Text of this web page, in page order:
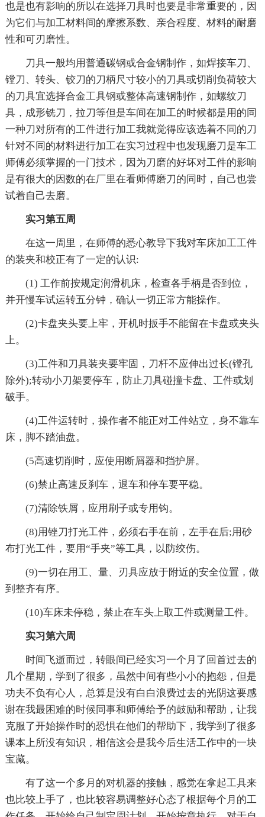
也是也有影响的所以在选择刀具时也要是非常重要的，因
为它们与加工材料间的摩擦系数、亲合程度、材料的耐磨
性和可刃磨性。
刀具一般均用普通碳钢或合金钢制作，如焊接车刀、
镗刀、转头、铰刀的刀柄尺寸较小的刀具或切削负荷较大
的刀具宜选择合金工具钢或整体高速钢制作，如螺纹刀
具，成形铣刀，拉刀等但是车间在加工的时候都是用的同
一种刀对所有的工件进行加工我就觉得应该选着不同的刀
针对不同的材料进行加工在实习过程中也发现磨刀是车工
师傅必须掌握的一门技术，因为刀磨的好坏对工件的影响
是有很大的因数的在厂里在看师傅磨刀的同时，自己也尝
试着自己去磨。
实习第五周
在这一周里，在师傅的悉心教导下我对车床加工工件
的装夹和校正有了一定的认识:
(1) 工作前按规定润滑机床，检查各手柄是否到位，
并开慢车试运转五分钟，确认一切正常方能操作。
(2)卡盘夹头要上牢，开机时扳手不能留在卡盘或夹头
上。
(3)工件和刀具装夹要牢固，刀杆不应伸出过长(镗孔
除外);转动小刀架要停车，防止刀具碰撞卡盘、工件或划
破手。
(4)工件运转时，操作者不能正对工件站立，身不靠车
床，脚不踏油盘。
(5高速切削时，应使用断屑器和挡护屏。
(6)禁止高速反刹车，退车和停车要平稳。
(7)清除铁屑，应用刷子或专用钩。
(8)用锉刀打光工件，必须右手在前，左手在后;用砂
布打光工件，要用“手夹”等工具，以防绞伤。
(9)一切在用工、量、刃具应放于附近的安全位置，做
到整齐有序。
(10)车床未停稳，禁止在车头上取工件或测量工件。
实习第六周
时间飞逝而过，转眼间已经实习一个月了回首过去的
几个星期，学到了很多，虽然中间有些小小的抱怨，但是
功夫不负有心人，总算是没有白白浪费过去的光阴这要感
谢在我最困难的时候同事和师傅给予的鼓励和帮助，让我
克服了开始操作时的恐惧在他们的帮助下，我学到了很多
课本上所没有知识，相信这会是我今后生活工作中的一块
宝藏。
有了这一个多月的对机器的接触，感觉在拿起工具来
也比较上手了，也比较容易调整好心态了根据每个月的工